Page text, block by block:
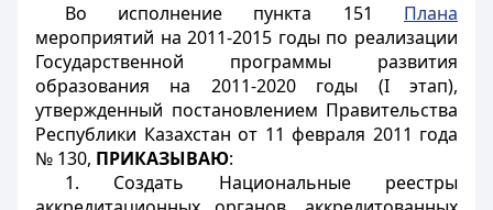
Во исполнение пункта 151 Плана
мероприятий на 2011-2015 годы по реализации
Государственной программы развития
образования на 2011-2020 годы (I этап),
утвержденный постановлением Правительства
Республики Казахстан от 11 февраля 2011 года
№ 130, ПРИКАЗЫВАЮ:
1. Создать Национальные реестры